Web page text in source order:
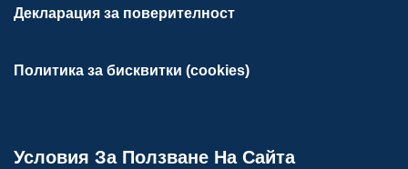
Декларация за поверителност
Политика за бисквитки (cookies)
Условия За Ползване На Сайта